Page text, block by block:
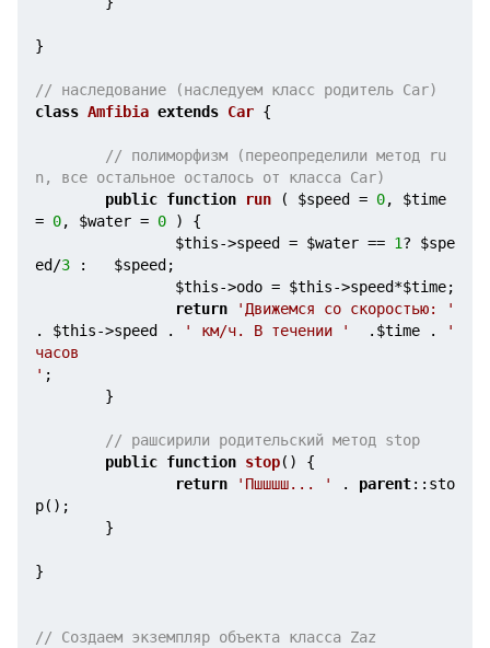
}
// наследование (наследуем класс родитель Car)
class Amfibia extends Car {
// полиморфизм (переопределили метод ru
n, все остальное осталось от класса Car)
public function run ( $speed = 0, $time
= 0, $water = 0 )
{
$this->speed = $water == 1? $spe
ed /3 : $speed ;
$this->odo = $this->speed*$time;
return
'Движемся со скоростью: '
. $this->speed . ' км/ч. В течении '
  .
$time .
'
часов
' ;
// рашсирили родительский метод stop
public function stop()
{
return
'Пшшшш... ' . parent::sto
p();
}
// Cоздаем экземпляр объекта класса Zaz